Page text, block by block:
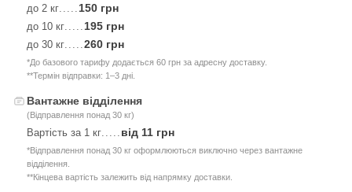
до 2 кг 150 грн
до 10 кг 195 грн
до 30 кг 260 грн
*До базового тарифу додається 60 грн за адресну доставку.
**Термін відправки: 1–3 дні.
Вантажне відділення
(Відправлення понад 30 кг)
Вартість за 1 кг від 11 грн
*Відправлення понад 30 кг оформлюються виключно через вантажне
відділення.
**Кінцева вартість залежить від напрямку доставки.